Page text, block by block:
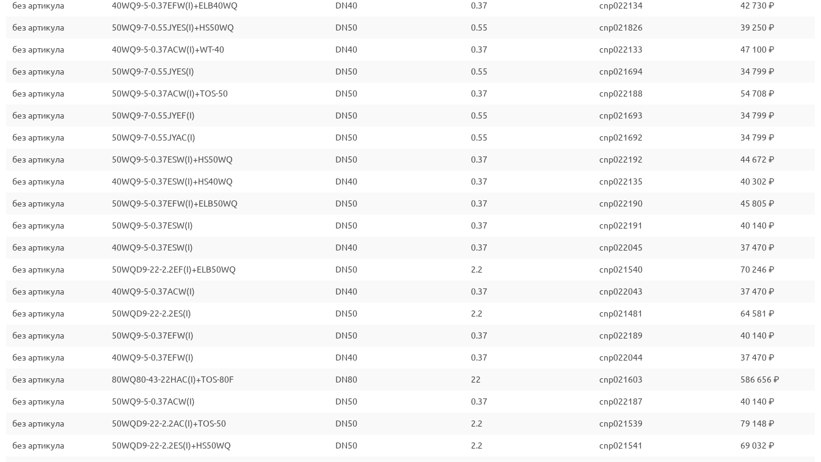
без артикула 40WQ9-5-0.37EFW(I)+ELB40WQ DN40 0.37 cnp022134 42 730 ₽
без артикула 50WQ9-7-0.55JYES(I)+HS50WQ DN50 0.55 cnp021826 39 250 ₽
без артикула 40WQ9-5-0.37ACW(I)+WT-40 DN40 0.37 cnp022133 47 100 ₽
без артикула 50WQ9-7-0.55JYES(I) DN50 0.55 cnp021694 34 799 ₽
без артикула 50WQ9-5-0.37ACW(I)+TOS-50 DN50 0.37 cnp022188 54 708 ₽
без артикула 50WQ9-7-0.55JYEF(I) DN50 0.55 cnp021693 34 799 ₽
без артикула 50WQ9-7-0.55JYAC(I) DN50 0.55 cnp021692 34 799 ₽
без артикула 50WQ9-5-0.37ESW(I)+HS50WQ DN50 0.37 cnp022192 44 672 ₽
без артикула 40WQ9-5-0.37ESW(I)+HS40WQ DN40 0.37 cnp022135 40 302 ₽
без артикула 50WQ9-5-0.37EFW(I)+ELB50WQ DN50 0.37 cnp022190 45 805 ₽
без артикула 50WQ9-5-0.37ESW(I) DN50 0.37 cnp022191 40 140 ₽
без артикула 40WQ9-5-0.37ESW(I) DN40 0.37 cnp022045 37 470 ₽
без артикула 50WQD9-22-2.2EF(I)+ELB50WQ DN50 2.2 cnp021540 70 246 ₽
без артикула 40WQ9-5-0.37ACW(I) DN40 0.37 cnp022043 37 470 ₽
без артикула 50WQD9-22-2.2ES(I) DN50 2.2 cnp021481 64 581 ₽
без артикула 50WQ9-5-0.37EFW(I) DN50 0.37 cnp022189 40 140 ₽
без артикула 40WQ9-5-0.37EFW(I) DN40 0.37 cnp022044 37 470 ₽
без артикула 80WQ80-43-22HAC(I)+TOS-80F DN80 22 cnp021603 586 656 ₽
без артикула 50WQ9-5-0.37ACW(I) DN50 0.37 cnp022187 40 140 ₽
без артикула 50WQD9-22-2.2AC(I)+TOS-50 DN50 2.2 cnp021539 79 148 ₽
без артикула 50WQD9-22-2.2ES(I)+HS50WQ DN50 2.2 cnp021541 69 032 ₽